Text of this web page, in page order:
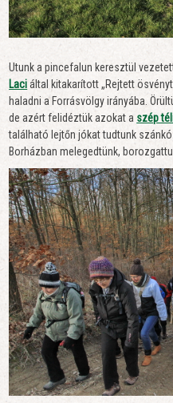
Utunk a pincefalun keresztül
Laciáltal kitakarított „Rejtett
haladni a Forrásvölgy irányába.
de azért felidéztük azokat a szép
található lejtőn jókat tudtunk
Borházban melegedtünk,